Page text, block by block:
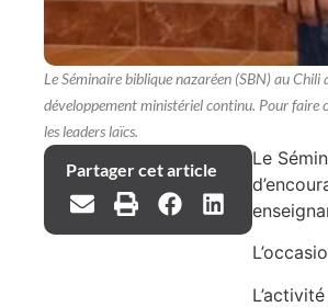
Le Séminaire biblique nazaréen (SBN) au
développement ministériel continu. Pour faire
les leaders laïcs.
Partager cet article
Le